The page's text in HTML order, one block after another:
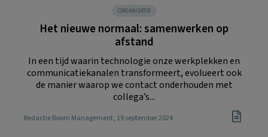
ORGANISATIE
Het nieuwe normaal: samenwerken op
afstand
In een tijd waarin technologie onze werkplekken en
communicatiekanalen transformeert, evolueert ook
de manier waarop we contact onderhouden met
collega’s...
Redactie Boom Management, 19 september 2024